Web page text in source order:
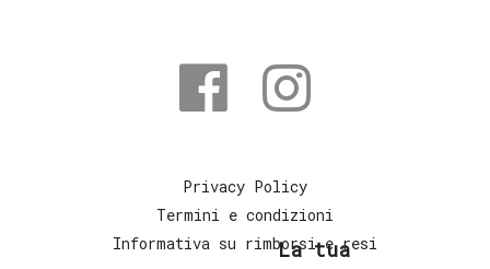
La tua
Privacy Policy
Termini e condizioni
Informativa su rimborsi e resi